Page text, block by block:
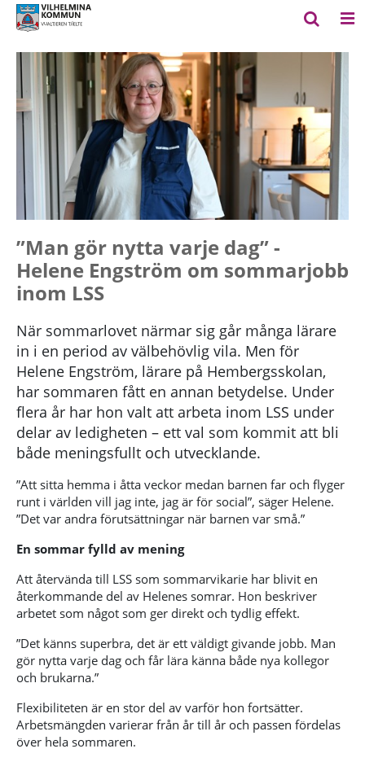
”Man gör nytta varje dag” -
Helene Engström om sommarjobb
inom LSS
När sommarlovet närmar sig går många lärare
in i en period av välbehövlig vila. Men för
Helene Engström, lärare på Hembergsskolan,
har sommaren fått en annan betydelse. Under
flera år har hon valt att arbeta inom LSS under
delar av ledigheten – ett val som kommit att bli
både meningsfullt och utvecklande.
”Att sitta hemma i åtta veckor medan barnen far och flyger
runt i världen vill jag inte, jag är för social”, säger Helene.
”Det var andra förutsättningar när barnen var små.”
En sommar fylld av mening
Att återvända till LSS som sommarvikarie har blivit en
återkommande del av Helenes somrar. Hon beskriver
arbetet som något som ger direkt och tydlig effekt.
”Det känns superbra, det är ett väldigt givande jobb. Man
gör nytta varje dag och får lära känna både nya kollegor
och brukarna.”
Flexibiliteten är en stor del av varför hon fortsätter.
Arbetsmängden varierar från år till år och passen fördelas
över hela sommaren.